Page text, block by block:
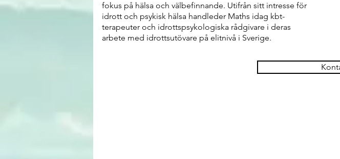
fokus på hälsa och välbefinnande. Utifrån sitt intresse för
idrott och psykisk hälsa handleder Maths idag kbt-
terapeuter och idrottspsykologiska rådgivare i deras
arbete med idrottsutövare på elitnivå i Sverige.